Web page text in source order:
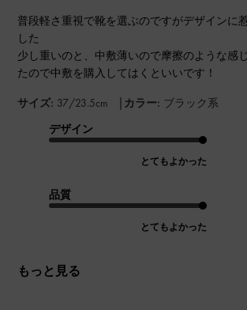
普段軽さ重視で靴を選ぶのですがデザインに
した
少し重いのと、中敷薄いので摩擦のような感
たので中敷を購入してはくといいです！
サイズ: 37/23.5cm | カラー: ブラック系
デザイン
とてもよかった
品質
とてもよかった
もっと見る